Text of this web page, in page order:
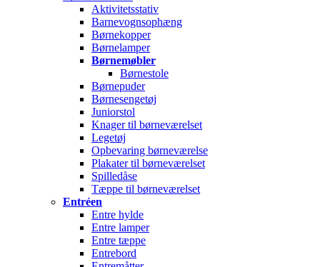
Aktivitetsstativ
Barnevognsophæng
Børnekopper
Børnelamper
Børnemøbler
Børnestole
Børnepuder
Børnesengetøj
Juniorstol
Knager til børneværelset
Legetøj
Opbevaring børneværelse
Plakater til børneværelset
Spilledåse
Tæppe til børneværelset
Entréen
Entre hylde
Entre lamper
Entre tæppe
Entrebord